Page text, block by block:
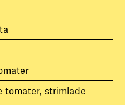
tomater, strimlade